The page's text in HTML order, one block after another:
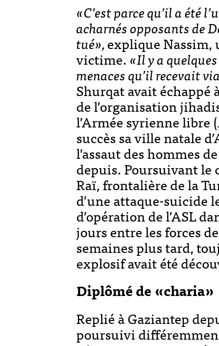
«C’est parce qu’il a été
acharnés opposants de
tué»,explique Nassim,
victime.«Il y a
menaces qu’il recevait
Shurqat avait échappé
de l’organisation
l’Armée syrienne libre
succès sa ville natale
l’assaut des hommes
depuis. Poursuivant le
Raï, frontalière de la
d’une attaque-suicide
d’opération de l’ASL
jours entre les forces
semaines plus tard,
explosif avait été
Diplômé de «charia»
Replié à Gaziantep
poursuivi